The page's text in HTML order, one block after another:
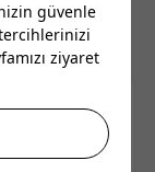
güvenle
ziyaret